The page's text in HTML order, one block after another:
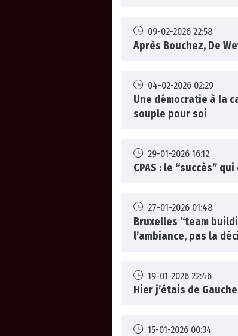
09-02-2026 22:58
Après Bouchez, De
04-02-2026 02:29
Une démocratie à la
souple pour soi
29-01-2026 16:12
CPAS : le “succès”
27-01-2026 01:48
Bruxelles “team
l’ambiance, pas la
19-01-2026 22:46
Hier j’étais de
15-01-2026 00:34